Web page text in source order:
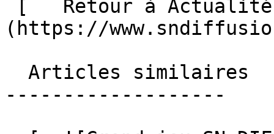
(https://
-------------------